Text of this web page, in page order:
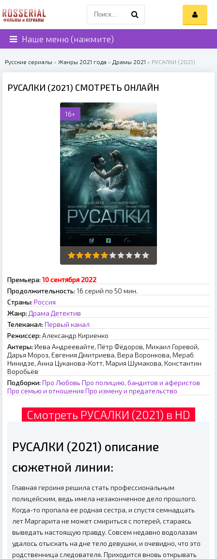
Наше меню (нажмите)
Русские сериалы » Жанры 2021 года » Драмы 2021 » РУСАЛКИ (2021)
РУСАЛКИ (2021) СМОТРЕТЬ ОНЛАЙН
16+
Премьера: 10 сентября 2022
Продолжительность: 16 серий по 50 мин.
Страны: Россия
Жанр: Драма Детектив
Телеканал: Первый канал
Режиссер: Александр Кириенко
Актеры: Иева Андреевайте, Пётр Фёдоров, Михаил Горевой,
Дарья Мороз, Евгения Дмитриева, Вера Воронкова, Мераб
Нинидзе, Анна Цуканова-Котт, Мария Шумакова, Константин
Воробьёв
Подборки: Про Любовь Про полицию, бандитов и аферистов
Про семью и отношения Про измену и предательство
Смотреть РУСАЛКИ (2021) в HD
РУСАЛКИ (2021) описание
сюжетной линии:
Главная героиня решила стать профессиональным
полицейским, ведь имела незаконченное дело прошлого.
Когда-то пропала ее родная сестра, и спустя семнадцать
лет Маргарита не может смириться с потерей, стараясь
выведать настоящую правду. Совсем недавно водолазам
удалось отыскать на дне тело девушки, и очевидно, что это
родственница следователя. Приходится вновь открывать